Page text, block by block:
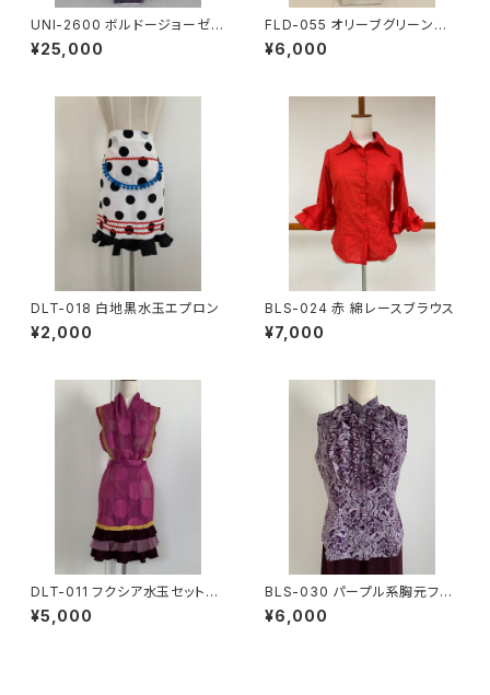
UNI-2600 ボルドージョーゼッ
トワンピース
¥25,000
FLD-055 オリーブグリーン無
地4段フリルスカート
¥6,000
DLT-018 白地黒水玉エプロン
¥2,000
BLS-024 赤 綿レースブラウス
¥7,000
DLT-011 フクシア水玉セットア
ップ
¥5,000
BLS-030 パープル系胸元フリ
ルノースリーブブラウス
¥6,000